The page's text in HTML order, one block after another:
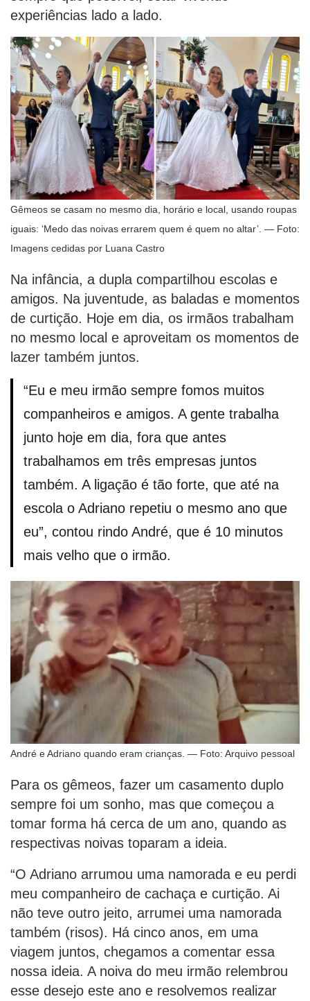
experiências lado a lado.
Gêmeos se casam no mesmo dia, horário e local, usando roupas
iguais: ‘Medo das noivas errarem quem é quem no altar’. — Foto:
Imagens cedidas por Luana Castro
Na infância, a dupla compartilhou escolas e
amigos. Na juventude, as baladas e momentos
de curtição. Hoje em dia, os irmãos trabalham
no mesmo local e aproveitam os momentos de
lazer também juntos.
“Eu e meu irmão sempre fomos muitos
companheiros e amigos. A gente trabalha
junto hoje em dia, fora que antes
trabalhamos em três empresas juntos
também. A ligação é tão forte, que até na
escola o Adriano repetiu o mesmo ano que
eu”, contou rindo André, que é 10 minutos
mais velho que o irmão.
André e Adriano quando eram crianças. — Foto: Arquivo pessoal
Para os gêmeos, fazer um casamento duplo
sempre foi um sonho, mas que começou a
tomar forma há cerca de um ano, quando as
respectivas noivas toparam a ideia.
“O Adriano arrumou uma namorada e eu perdi
meu companheiro de cachaça e curtição. Ai
não teve outro jeito, arrumei uma namorada
também (risos). Há cinco anos, em uma
viagem juntos, chegamos a comentar essa
nossa ideia. A noiva do meu irmão relembrou
esse desejo este ano e resolvemos realizar